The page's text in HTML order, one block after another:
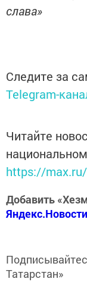
слава»
Следите за
Telegram-
Читайте
https://
Добавить
Яндекс.Новости
Татарстан»